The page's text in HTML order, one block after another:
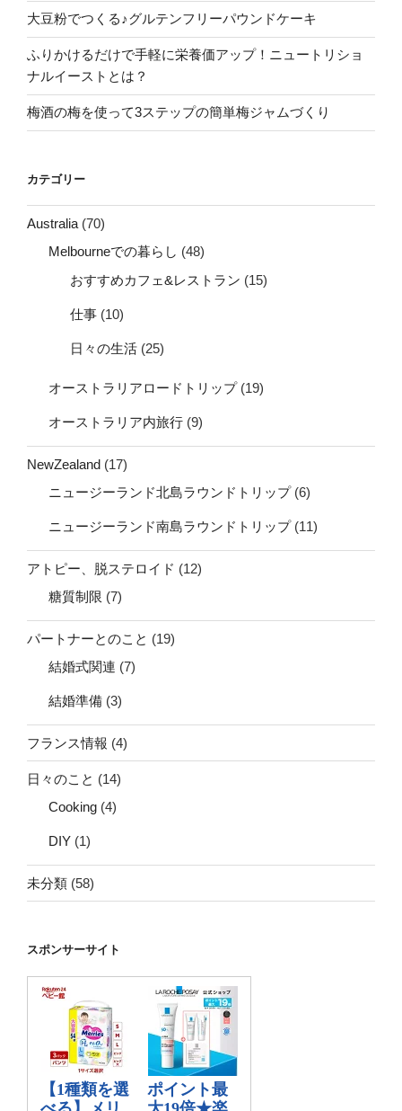
大豆粉でつくる♪グルテンフリーパウンドケーキ
ふりかけるだけで手軽に栄養価アップ！ニュートリショ
ナルイーストとは？
梅酒の梅を使って3ステップの簡単梅ジャムづくり
カテゴリー
Australia (70)
Melbourneでの暮らし (48)
おすすめカフェ&レストラン (15)
仕事 (10)
日々の生活 (25)
オーストラリアロードトリップ(19)
オーストラリア内旅行 (9)
NewZealand (17)
ニュージーランド北島ラウンドトリップ(6)
ニュージーランド南島ラウンドトリップ(11)
アトピー、脱ステロイド (12)
糖質制限 (7)
パートナーとのこと (19)
結婚式関連 (7)
結婚準備 (3)
フランス情報 (4)
日々のこと (14)
Cooking (4)
DIY (1)
未分類 (58)
スポンサーサイト